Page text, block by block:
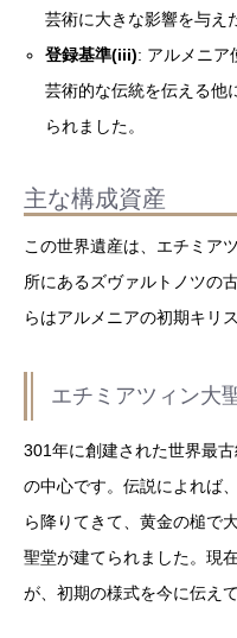
芸術に大きな影響を与え
登録基準(iii): アルメニア
芸術的な伝統を伝える他
られました。
主な構成資産
この世界遺産は、エチミア
所にあるズヴァルトノツの
らはアルメニアの初期キリ
エチミアツィン大
301年に創建された世界最
の中心です。伝説によれば
ら降りてきて、黄金の槌で
聖堂が建てられました。現
が、初期の様式を今に伝えて